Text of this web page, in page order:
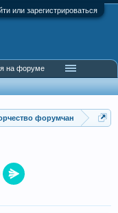
или зарегистрироваться
форумчан
на форуме